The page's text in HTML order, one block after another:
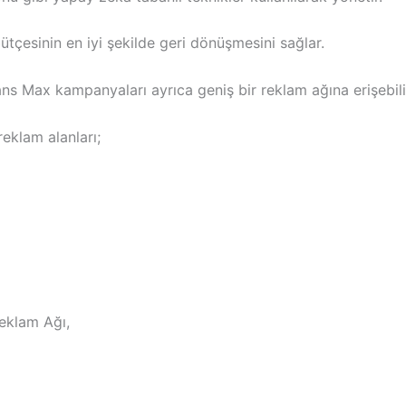
en iyi şekilde geri dönüşmesini sağlar.
Max kampanyaları ayrıca geniş bir reklam ağına
alanları;
Ağı,